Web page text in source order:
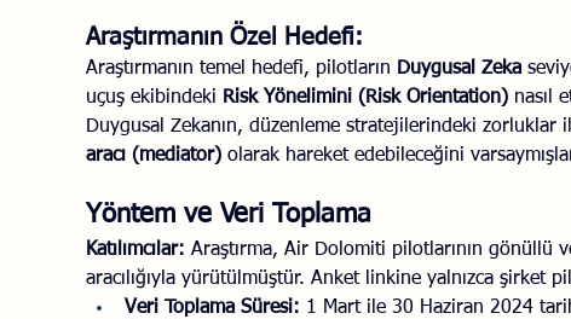
Araştırmanın Özel Hedefi:
Araştırmanın temel hedefi, pilotların Duygusal Zeka
uçuş ekibindeki Risk Yönelimini (Risk Orientation) nasıl
Duygusal Zekanın, düzenleme stratejilerindeki
aracı (mediator) olarak hareket edebileceğini
Yöntem ve Veri Toplama
Katılımcılar: Araştırma, Air Dolomiti pilotlarının gönüllü
aracılığıyla yürütülmüştür. Anket linkine yalnızca şirket
Veri Toplama Süresi: 1 Mart ile 30 Haziran 2024